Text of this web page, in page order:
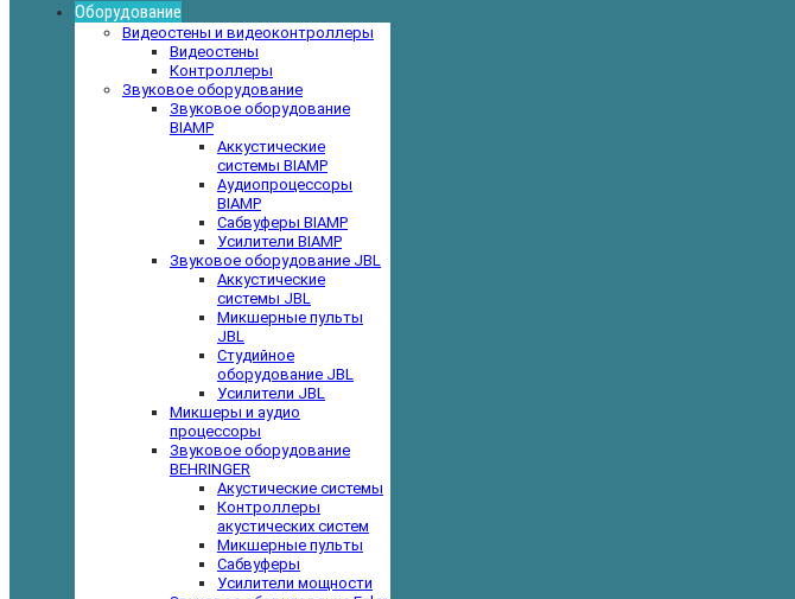
Оборудование
Видеостены и видеоконтроллеры
Видеостены
Контроллеры
Звуковое оборудование
Звуковое оборудование
BIAMP
Аккустические
системы BIAMP
Аудиопроцессоры
BIAMP
Сабвуферы BIAMP
Усилители BIAMP
Звуковое оборудование JBL
Аккустические
системы JBL
Микшерные пульты
JBL
Студийное
оборудование JBL
Усилители JBL
Микшеры и аудио
процессоры
Звуковое оборудование
BEHRINGER
Акустические системы
Контроллеры
акустических систем
Микшерные пульты
Сабвуферы
Усилители мощности